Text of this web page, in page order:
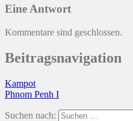
Eine Antwort
Kommentare sind geschlossen.
Beitragsnavigation
Kampot
Phnom Penh I
Suchen nach: